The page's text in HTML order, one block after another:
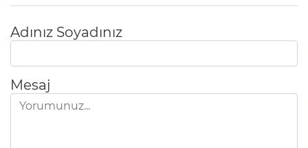
Adınız Soyadınız
Mesaj